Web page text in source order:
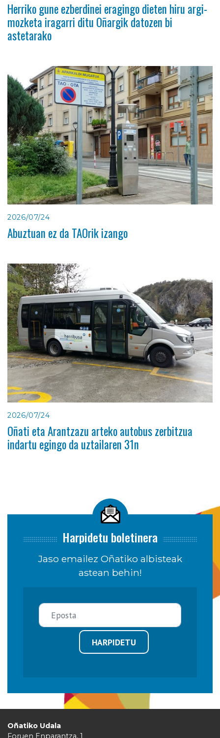
Herriko gune ezberdinei eragingo dieten hiru argi-
mozketa iragarri ditu Oñargik datozen bi
astetarako
2026/07/24
Abuztuan ez da TAOrik izango
2026/07/24
Oñati eta Arantzazu arteko autobus zerbitzua
indartu egingo da uztailaren 31n
Harpidetu boletinera
Jaso emailez Oñatiko albisteak
astean behin!
HARPIDETU
Oñatiko Udala
Foruen Enparantza, 1